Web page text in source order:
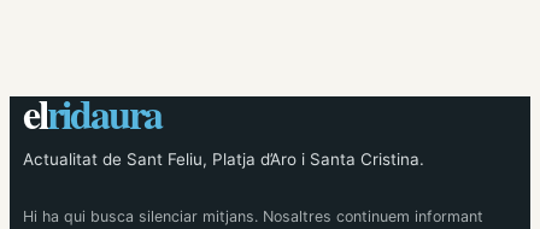
elridaura
Actualitat de Sant Feliu, Platja d’Aro i Santa Cristina.
Hi ha qui busca silenciar mitjans. Nosaltres continuem informant